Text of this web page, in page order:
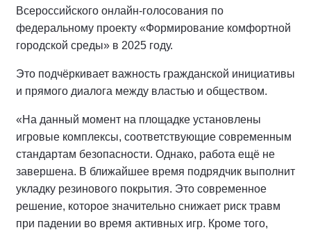
Всероссийского онлайн-голосования по
федеральному проекту «Формирование комфортной
городской среды» в 2025 году.
Это подчёркивает важность гражданской инициативы
и прямого диалога между властью и обществом.
«На данный момент на площадке установлены
игровые комплексы, соответствующие современным
стандартам безопасности. Однако, работа ещё не
завершена. В ближайшее время подрядчик выполнит
укладку резинового покрытия. Это современное
решение, которое значительно снижает риск травм
при падении во время активных игр. Кроме того,